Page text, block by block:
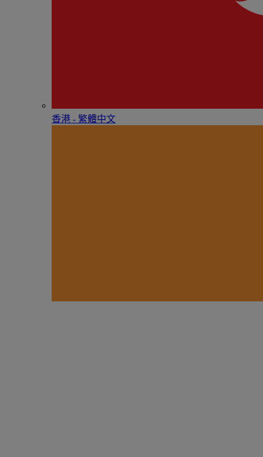
香港 - 繁體中文